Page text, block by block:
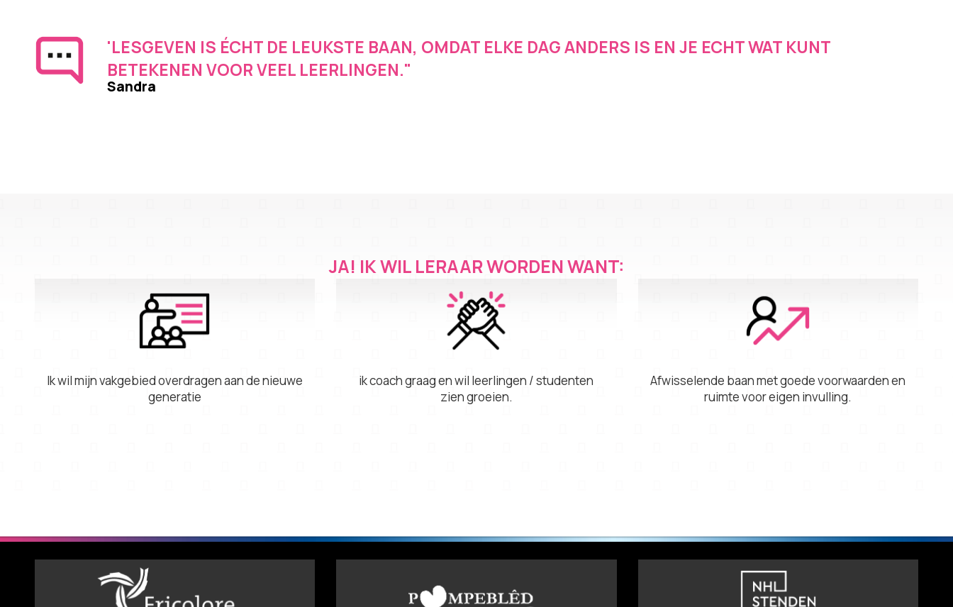
'LESGEVEN IS ÉCHT DE LEUKSTE BAAN, OMDAT ELKE DAG ANDERS IS EN JE ECHT WAT KUNT
BETEKENEN VOOR VEEL LEERLINGEN."
Sandra
JA! IK WIL LERAAR WORDEN WANT:
Ik wil mijn vakgebied overdragen aan de nieuwe
generatie
ik coach graag en wil leerlingen / studenten
zien groeien.
Afwisselende baan met goede voorwaarden en
ruimte voor eigen invulling.